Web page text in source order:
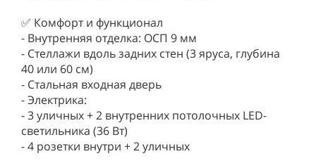
✅ Комфорт и функционал
- Внутренняя отделка: ОСП 9 мм
- Стеллажи вдоль задних стен (3 яруса, глубина
40 или 60 см)
- Стальная входная дверь
- Электрика:
- 3 уличных + 2 внутренних потолочных LED-
светильника (36 Вт)
- 4 розетки внутри + 2 уличных